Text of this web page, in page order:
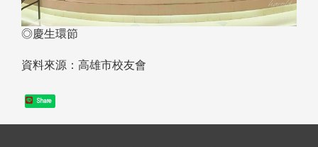
◎慶生環節
資料來源：高雄市校友會
Share